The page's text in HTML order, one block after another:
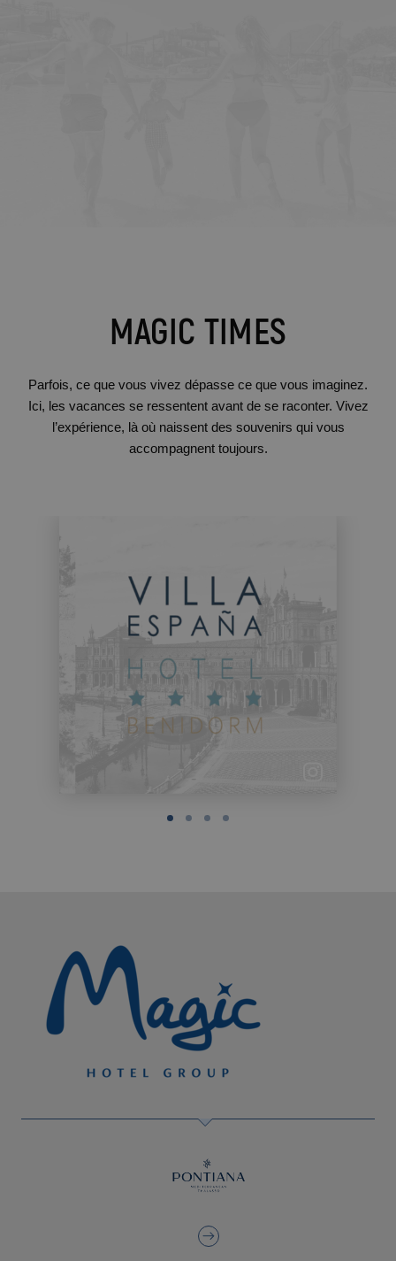
MAGIC TIMES
Parfois, ce que vous vivez dépasse ce que vous imaginez.
Ici, les vacances se ressentent avant de se raconter. Vivez
l’expérience, là où naissent des souvenirs qui vous
accompagnent toujours.